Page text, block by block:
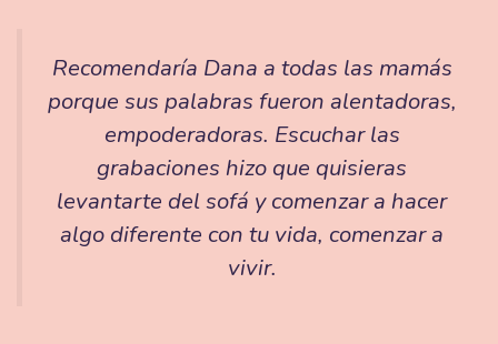
Recomendaría Dana a todas las mamás
porque sus palabras fueron alentadoras,
empoderadoras. Escuchar las
grabaciones hizo que quisieras
levantarte del sofá y comenzar a hacer
algo diferente con tu vida, comenzar a
vivir.